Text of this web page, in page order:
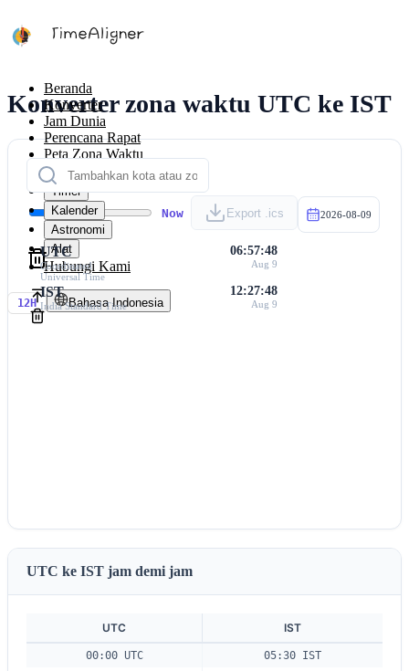
Beranda
Konverter
Jam Dunia
Perencana Rapat
Peta Zona Waktu
Kalkulator
Timer
Kalender
Astronomi
Alat
Hubungi Kami
12H Bahasa Indonesia
Konverter zona waktu UTC ke IST
Now Export .ics 2026-08-09
UTC
Coordinated
Universal Time
06:57:48
Aug 9
IST
India Standard Time
12:27:48
Aug 9
UTC ke IST jam demi jam
UTC IST
00:00 UTC
05:30 IST